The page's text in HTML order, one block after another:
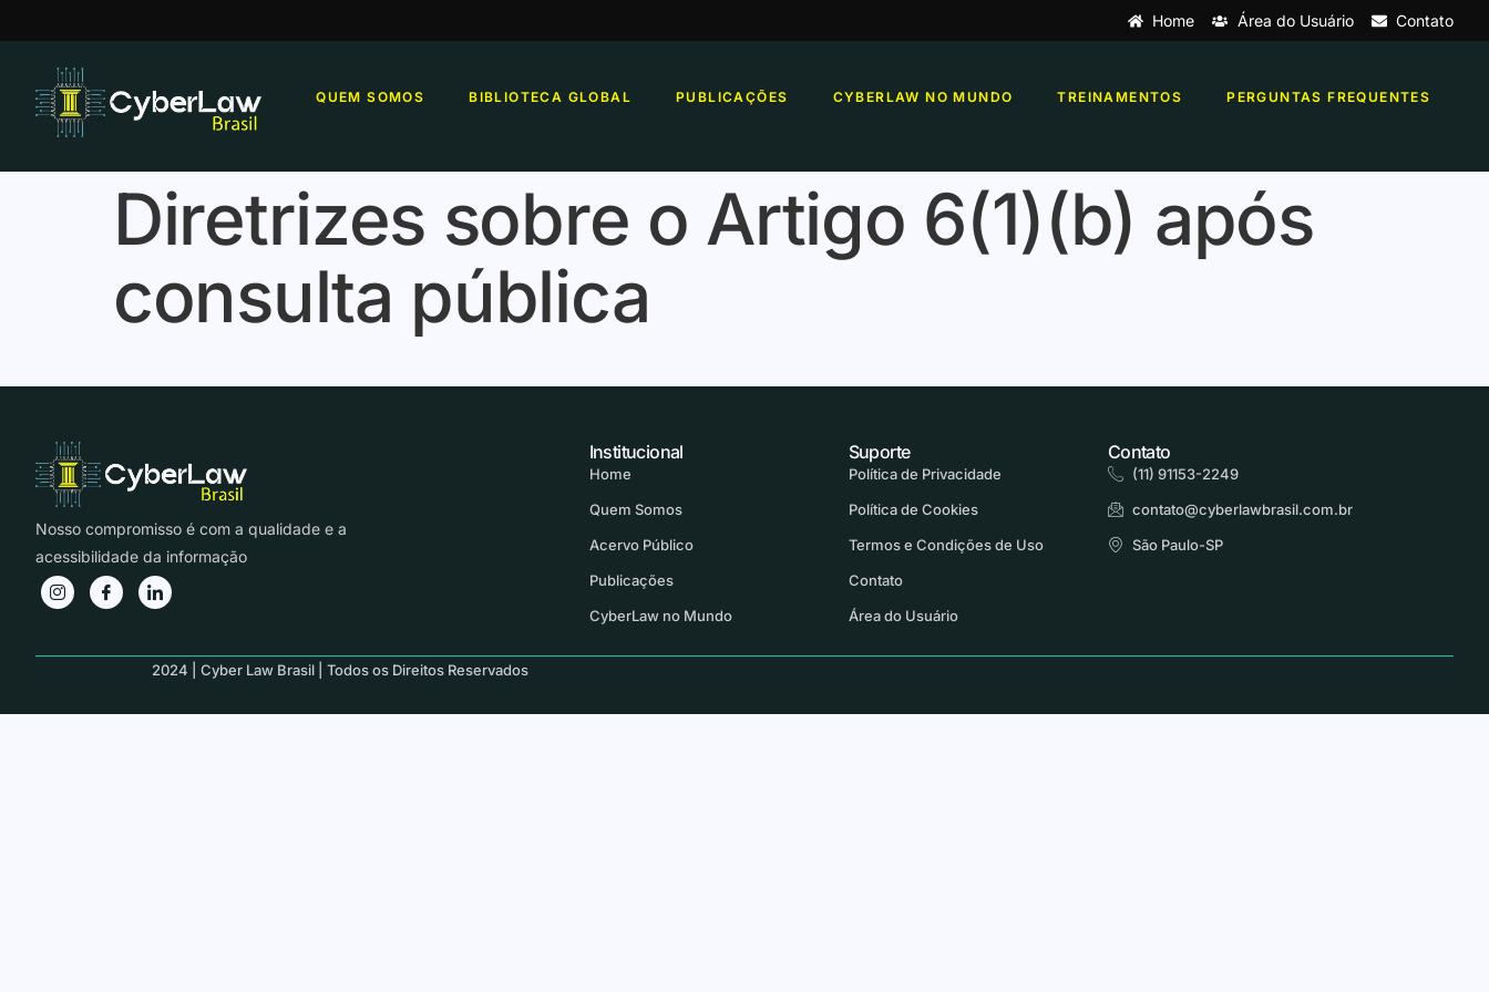
Home Área do Usuário Contato
QUEM SOMOS BIBLIOTECA GLOBAL PUBLICAÇÕES CYBERLAW NO MUNDO TREINAMENTOS PERGUNTAS FREQUENTES
Diretrizes sobre o Artigo 6(1)(b) após
consulta pública
Nosso compromisso é com a qualidade e a
acessibilidade da informação
Suporte
Política de Privacidade
Política de Cookies
Termos e Condições de Uso
Contato
Área do Usuário
Contato
(11) 91153-2249
contato@cyberlawbrasil.com.br
São Paulo-SP
Institucional
Home
Quem Somos
Acervo Público
Publicações
CyberLaw no Mundo
2024 | Cyber Law Brasil | Todos os Direitos Reservados